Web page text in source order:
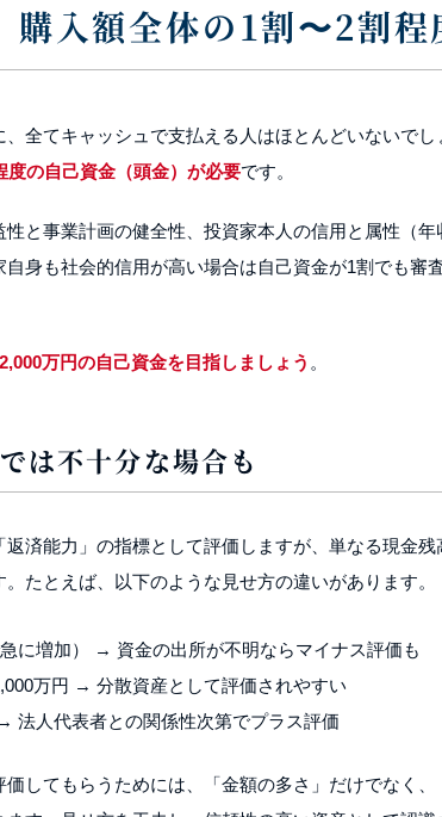
購入額全体の1割〜2割程
全てキャッシュで支払える人はほとんどいないで
度の自己資金（頭金）が必要です。
と事業計画の健全性、投資家本人の信用と属性（
身も社会的信用が高い場合は自己資金が1割でも
万円の自己資金を目指しましょう 。
は不十分な場合も
返済能力」の指標として評価しますが、単なる現金
たとえば、以下のような見せ方の違いがあります。
に増加） → 資金の出所が不明ならマイナス評価も
万円 → 分散資産として評価されやすい
法人代表者との関係性次第でプラス評価
してもらうためには、「金額の多さ」だけでなく